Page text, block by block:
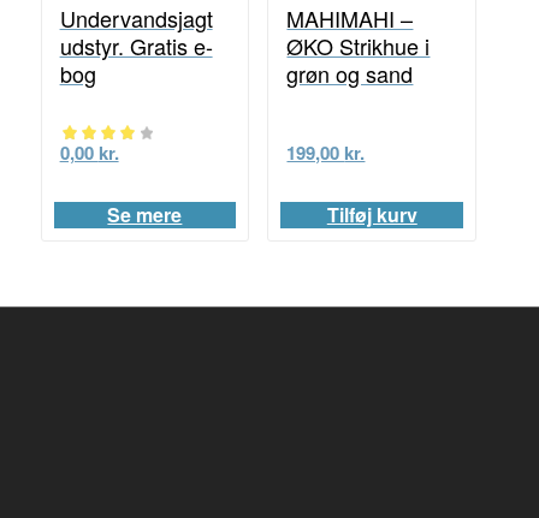
Undervandsjagt
udstyr. Gratis e-
bog
Vurderet
ud af 5
0,00 kr.
Se mere
MAHIMAHI –
ØKO Strikhue i
grøn og sand
199,00 kr.
Tilføj kurv